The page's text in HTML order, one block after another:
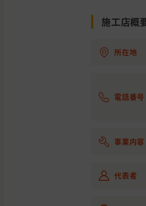
施工店概
所在地
電話番号
事業内容
代表者